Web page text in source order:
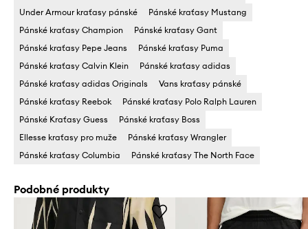
Under Armour kraťasy pánské
Pánské kraťasy Mustang
Pánské kraťasy Champion
Pánské kraťasy Gant
Pánské kraťasy Pepe Jeans
Pánské kraťasy Puma
Pánské kraťasy Calvin Klein
Pánské kraťasy adidas
Pánské kraťasy adidas Originals
Vans kraťasy pánské
Pánské kraťasy Reebok
Pánské kraťasy Polo Ralph Lauren
Pánské Kraťasy Guess
Pánské kraťasy Boss
Ellesse kraťasy pro muže
Pánské kraťasy Wrangler
Pánské kraťasy Columbia
Pánské kraťasy The North Face
Podobné produkty